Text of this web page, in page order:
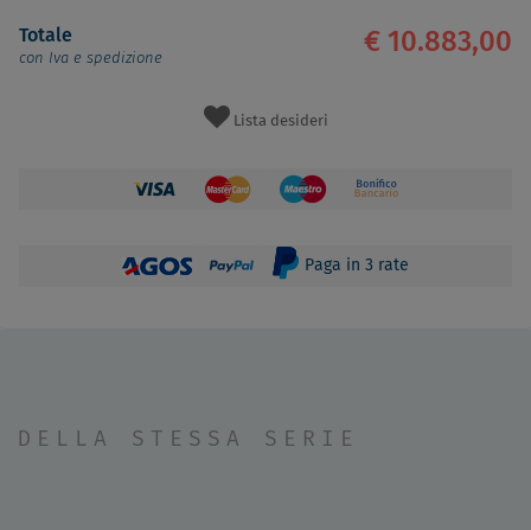
Totale
con Iva e spedizione
€ 10.883,00
Lista desideri
Paga in 3 rate
DELLA STESSA SERIE